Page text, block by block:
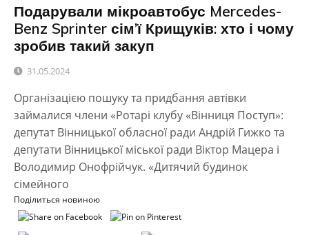
Подарували мікроавтобус Mercedes-
Benz Sprinter сім’ї Крищуків: хто і чому
зробив такий закуп
31.05.2024
Організацією пошуку та придбання автівки
займалися члени «Ротарі клубу «Вінниця Поступ»:
депутат Вінницької обласної ради Андрій Гижко та
депутати Вінницької міської ради Віктор Мацера і
Володимир Онофрійчук. «Дитячий будинок
сімейного
Поділиться новиною